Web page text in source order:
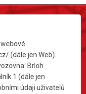
(dále jen Web).
Brloh
1 (dále jen
údaji uživatelů